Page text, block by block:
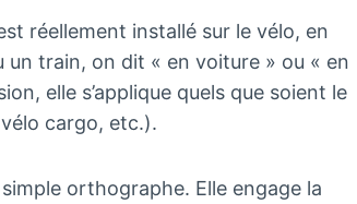
réellement installé sur le vélo, en
train, on dit « en voiture » ou « en
elle s’applique quels que soient le
cargo, etc.).
orthographe. Elle engage la